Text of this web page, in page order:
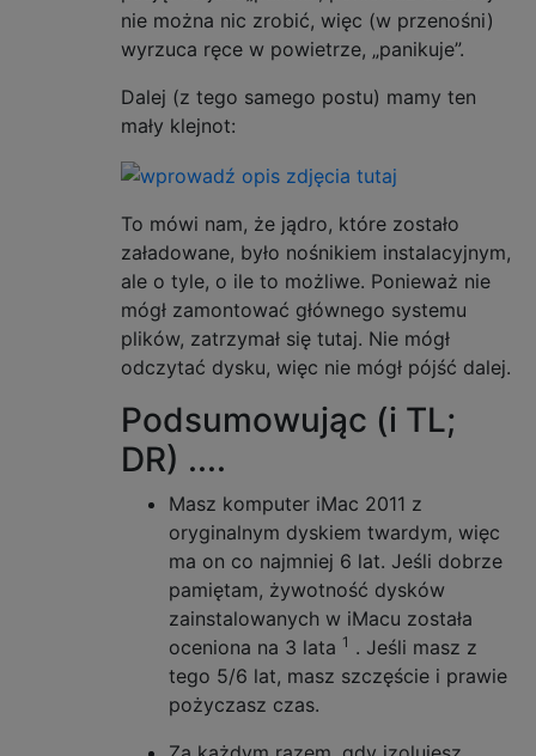
nie można nic zrobić, więc (w przenośni)
wyrzuca ręce w powietrze, „panikuje”.
Dalej (z tego samego postu) mamy ten
mały klejnot:
To mówi nam, że jądro, które zostało
załadowane, było nośnikiem instalacyjnym,
ale o tyle, o ile to możliwe. Ponieważ nie
mógł zamontować głównego systemu
plików, zatrzymał się tutaj. Nie mógł
odczytać dysku, więc nie mógł pójść dalej.
Podsumowując (i TL;
DR) ....
Masz komputer iMac 2011 z
oryginalnym dyskiem twardym, więc
ma on co najmniej 6 lat. Jeśli dobrze
pamiętam, żywotność dysków
zainstalowanych w iMacu została
oceniona na 3 lata 1 . Jeśli masz z
tego 5/6 lat, masz szczęście i prawie
pożyczasz czas.